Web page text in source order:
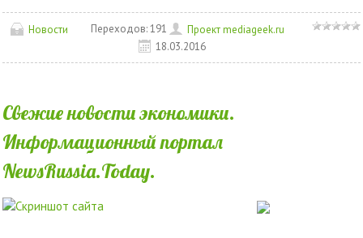
Новости Переходов: 191
Проект mediageek.ru
18.03.2016
Свежие новости экономики.
Информационный портал
NewsRussia.Today.